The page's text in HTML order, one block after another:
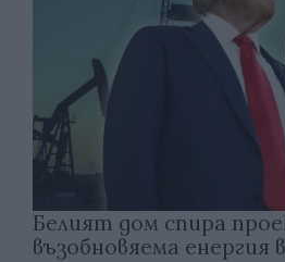
Белият дом спира
възобновяема енергия